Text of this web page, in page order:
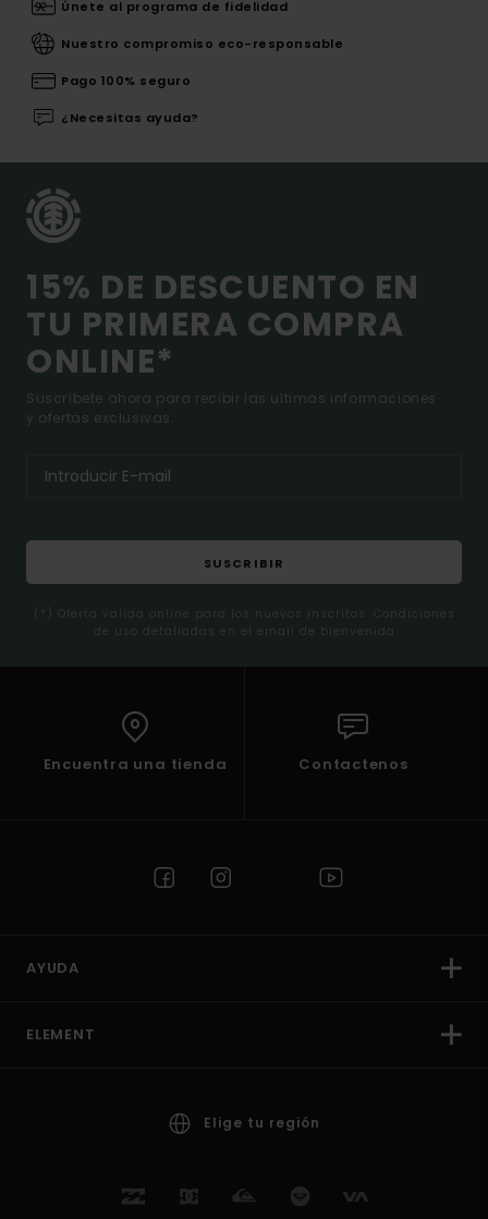
Únete al programa de fidelidad
Nuestro compromiso eco-responsable
Pago 100% seguro
¿Necesitas ayuda?
15% DE DESCUENTO EN
TU PRIMERA COMPRA
ONLINE*
Suscríbete ahora para recibir las ultimas informaciones
y ofertas exclusivas.
SUSCRIBIR
(*) Oferta valida online para los nuevos inscritos. Condiciones
de uso detalladas en el email de bienvenida
Encuentra una tienda Contactenos
AYUDA
ELEMENT
Elige tu región